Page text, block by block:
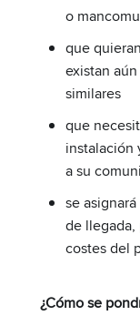
o
que
existan
similares
que
instalación
a su
se
de llegada,
costes del
¿Cómo se